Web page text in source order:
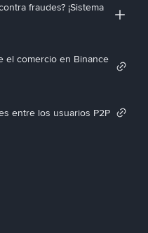
fraudes? ¡Sistema
el comercio en Binance
entre los usuarios P2P